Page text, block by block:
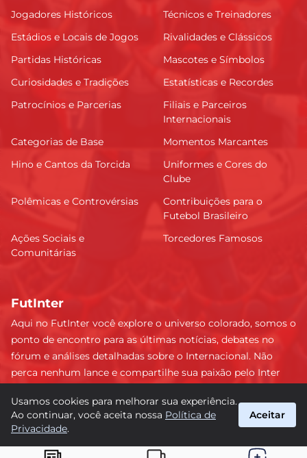
Jogadores Históricos
Técnicos e Treinadores
Estádios e Locais de Jogos
Rivalidades e Clássicos
Partidas Históricas
Mascotes e Símbolos
Curiosidades e Tradições
Estatísticas e Recordes
Patrocínios e Parcerias
Filiais e Parceiros
Internacionais
Categorias de Base
Momentos Marcantes
Hino e Cantos da Torcida
Uniformes e Cores do
Clube
Polêmicas e Controvérsias
Contribuições para o
Futebol Brasileiro
Ações Sociais e
Comunitárias
Torcedores Famosos
FutInter
Aqui no FutInter você explore o universo colorado, somos o
ponto de encontro para as últimas notícias, debates no
fórum e análises detalhadas sobre o Internacional. Não
perca nenhum lance e compartilhe sua paixão pelo Inter
parte dessa jornada emocionante rumo às vitórias!
#Internacional #FutInter
Usamos cookies para melhorar sua experiência.
Ao continuar, você aceita nossa Política de
Privacidade.
Aceitar